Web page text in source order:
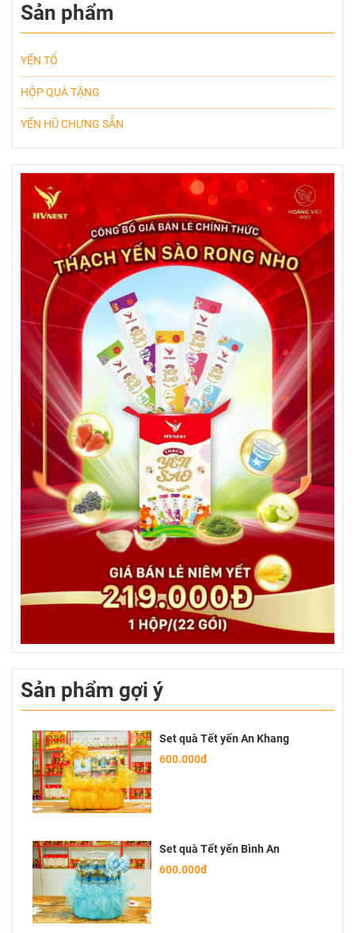
Sản phẩm
YẾN TỔ
HỘP QUÀ TẶNG
YẾN HŨ CHƯNG SẴN
Sản phẩm gợi ý
Set quà Tết yến An Khang
600.000đ
Set quà Tết yến Bình An
600.000đ